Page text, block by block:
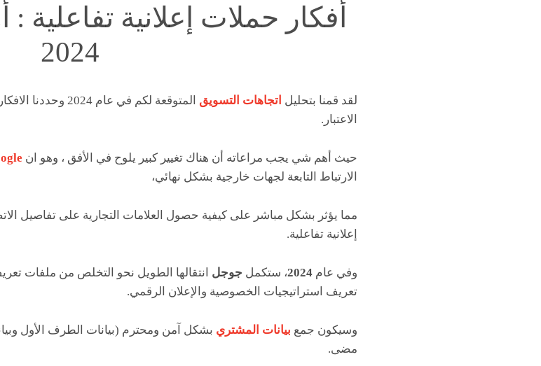
أفكار حملات إعلانية تفاعلية
2024
لقد قمنا بتحليل اتجاهات التسويق
المتوقعة لكم في
الاعتبار.
حيث أهم شي يجب مراعاته أن هناك تغيير كبير يلوح في الأفق ، وهو ان
الارتباط التابعة لجهات خارجية بشكل نهائي،
مما يؤثر بشكل مباشر على كيفية حصول العلامات التجارية على تفاصيل
إعلانية تفاعلية.
وفي عام 2024، ستكمل جوجل انتقالها الطويل نحو التخلص من ملفات
تعريف استراتيجيات الخصوصية والإعلان الرقمي.
وسيكون جمع بيانات المشتري بشكل آمن ومحترم (بيانات الطرف الأول
مضى.